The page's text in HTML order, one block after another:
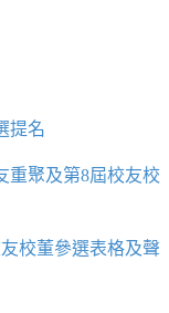
提名
重聚及第8屆校友校
校董參選表格及聲